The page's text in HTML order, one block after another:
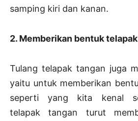
samping kiri dan kanan.
2. Memberikan bentuk
Tulang telapak tangan juga
yaitu untuk memberikan
seperti yang kita kenal
telapak tangan turut